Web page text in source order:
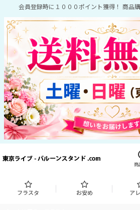
会員登録時に１０００ポイント獲得！ 商品
商
フラスタ お安め ア